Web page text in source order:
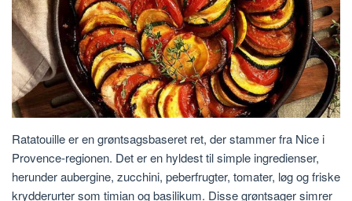
Ratatouille er en grøntsagsbaseret ret, der stammer fra Nice i
Provence-regionen. Det er en hyldest til simple ingredienser,
herunder aubergine, zucchini, peberfrugter, tomater, løg og friske
krydderurter som timian og basilikum. Disse grøntsager simrer